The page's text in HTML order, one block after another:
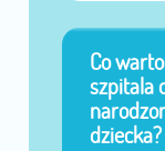
Co
szpitala
dziecka?